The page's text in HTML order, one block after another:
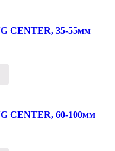
CENTER, 35-55мм
CENTER, 60-100мм